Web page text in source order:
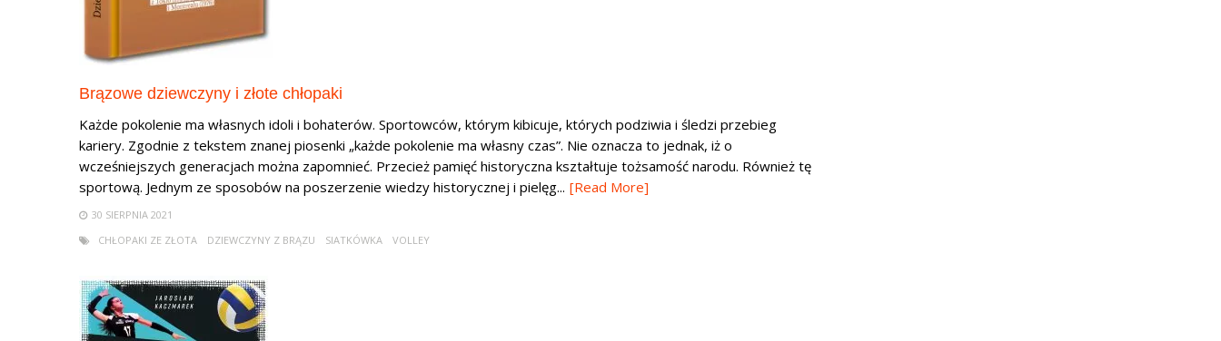
Brązowe dziewczyny i złote chłopaki
Każde pokolenie ma własnych idoli i bohaterów. Sportowców, którym kibicuje, których podziwia i śledzi przebieg
kariery. Zgodnie z tekstem znanej piosenki „każde pokolenie ma własny czas”. Nie oznacza to jednak, iż o
wcześniejszych generacjach można zapomnieć. Przecież pamięć historyczna kształtuje tożsamość narodu. Również tę
sportową. Jednym ze sposobów na poszerzenie wiedzy historycznej i pielęg... [Read More]
30 SIERPNIA 2021
CHŁOPAKI ZE ZŁOTA
DZIEWCZYNY Z BRĄZU SIATKÓWKA VOLLEY